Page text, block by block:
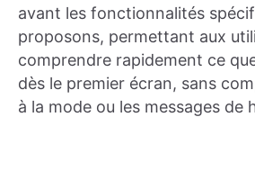
avant les fonctionnalités
proposons, permettant aux
comprendre rapidement ce
dès le premier écran, sans
à la mode ou les messages de